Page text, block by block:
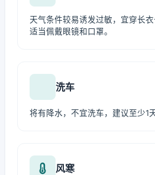
天气条件较易诱发过敏，宜穿长衣
适当佩戴眼镜和口罩。
洗车
将有降水，不宜洗车，建议至少1
风寒